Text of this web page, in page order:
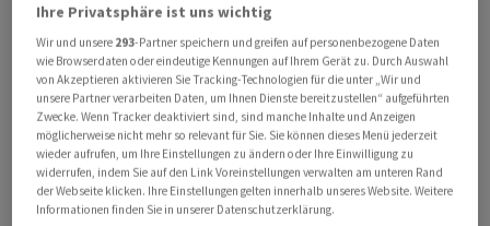
Erst im April hatte die UPS-Spitze ihre Erwartungen
eingedampft und für Umsatz und operativer Marge nur
noch das untere Ende der jeweiligen Zielspannen in
Aussicht gestellt. Jetzt soll nur noch etwa 11,8 Prozent
des Umsatzes als bereinigter operativer Gewinn
Ihre Privatsphäre ist uns wichtig
Wir und unsere 293-Partner speichern und greifen auf personenbezogene Daten
wie Browserdaten oder eindeutige Kennungen auf Ihrem Gerät zu. Durch Auswahl
von Akzeptieren aktivieren Sie Tracking-Technologien für die unter „Wir und
unsere Partner verarbeiten Daten, um Ihnen Dienste bereitzustellen“ aufgeführten
Zwecke. Wenn Tracker deaktiviert sind, sind manche Inhalte und Anzeigen
möglicherweise nicht mehr so relevant für Sie. Sie können dieses Menü jederzeit
wieder aufrufen, um Ihre Einstellungen zu ändern oder Ihre Einwilligung zu
widerrufen, indem Sie auf den Link Voreinstellungen verwalten am unteren Rand
der Webseite klicken. Ihre Einstellungen gelten innerhalb unseres Website. Weitere
Informationen finden Sie in unserer Datenschutzerklärung.